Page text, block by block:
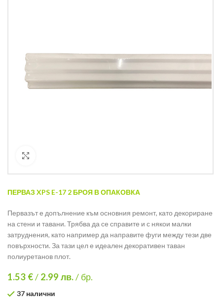
ПЕРВАЗ XPS E-17 2 БРОЯ В ОПАКОВКА
Первазът е допълнение към основния ремонт, като декориране
на стени и тавани. Трябва да се справите и с някои малки
затруднения, като например да направите фуги между тези две
повърхности. За тази цел е идеален декоративен таван
полиуретанов плот.
1.53 €/ 2.99 лв./ бр.
37 налични